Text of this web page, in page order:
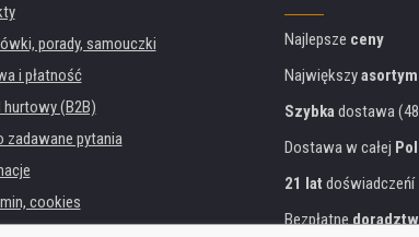
porady, samouczki
i płatność
hurtowy (B2B)
zadawane pytania
cookies
Najlepsze ceny
Największy
Szybkadostawa
Dostawa w całej
21 lat doświadczeńí
Bezpłatne